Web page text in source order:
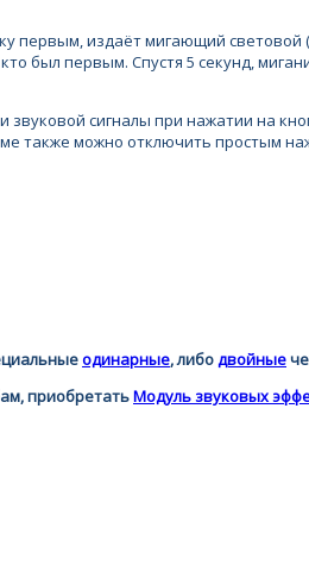
издаёт мигающий световой
был первым. Спустя 5 секунд,
сигналы при нажатии на
также можно отключить простым
одинарные, либодвойные
приобретатьМодуль звуковых